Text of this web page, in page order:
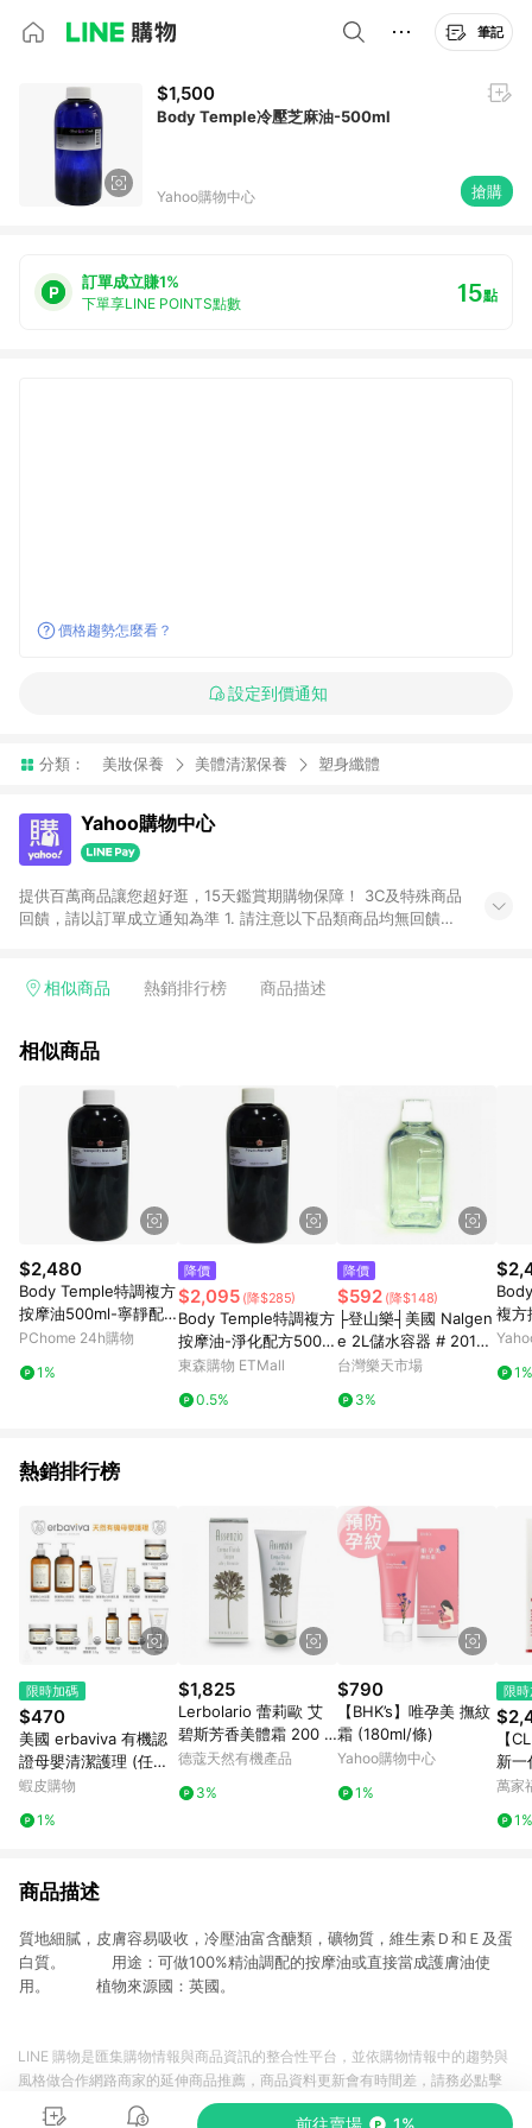
筆記
$1,500
Body Temple冷壓芝麻油-500ml
Yahoo購物中心 搶購
訂單成立賺1%
下單享LINE POINTS點數 15點
價格趨勢怎麼看？
設定到價通知
分類： 美妝保養 美體清潔保養 塑身纖體
Yahoo購物中心
提供百萬商品讓您超好逛，15天鑑賞期購物保障！ 3C及特殊商品
回饋，請以訂單成立通知為準 1. 請注意以下品類商品均無回饋：
電玩/遊戲/相機/單眼/鏡頭/拍立得 [2024/6/1起適用] -內接硬
的購回饋活動享Yahoo超贈點回饋者 - 購物中心商店之商品：商
3. 訂單回饋金額將扣除運費/購物金/超贈點/福利金/紅利折抵/折
價券等虛擬貨幣折抵 4. 大宗採購或批發轉賣不具回饋資格： 如
有相關事證認定您為大宗採購、批發轉賣而非最終消費使用者，
相關認定以Yahoo購物中心之認定為準
相似商品 熱銷排行榜 商品描述
相似商品
$2,480
Body Temple特調複方
按摩油500ml-寧靜配
方
PChome 24h購物
1%
降價
$2,095 (降$285)
Body Temple特調複方
按摩油-淨化配方500m
l東森購物 ETMall
0.5%
降價
$592 (降$148)
├登山樂┤美國 Nalgen
e 2L儲水容器 # 2015-
2000
台灣樂天市場
3%
複方
康/
1%
熱銷排行榜
限時加碼
$470
美國 erbaviva 有機認
證母嬰清潔護理 (任選)
撫紋霜 按摩油 舒緩油
露
蝦皮購物
1%
$1,825
Lerbolario 蕾莉歐 艾
碧斯芳香美體霜 200 m
l (LO816)
德蔻天然有機產品
3%
$790
【BHK’s】唯孕美 撫紋
霜 (180ml/條)
Yahoo購物中心
1%
限
【
新一
萬家
1%
商品描述
質地細膩，皮膚容易吸收，冷壓油富含醣類，礦物質，維生素Ｄ和Ｅ及蛋
白質。 用途：可做100%精油調配的按摩油或直接當成護膚油使
用。 植物來源國：英國。
前往賣場 1%
LINE 購物是匯集購物情報與商品資訊的整合性平台，並依購物情報中的趨勢與
風格做合作網路商家的延伸商品推薦，商品資料更新會有時間差，請務必點擊
商品至各合作網路商家，確認現售價與購物條件，一切資訊以合作廠商網頁為